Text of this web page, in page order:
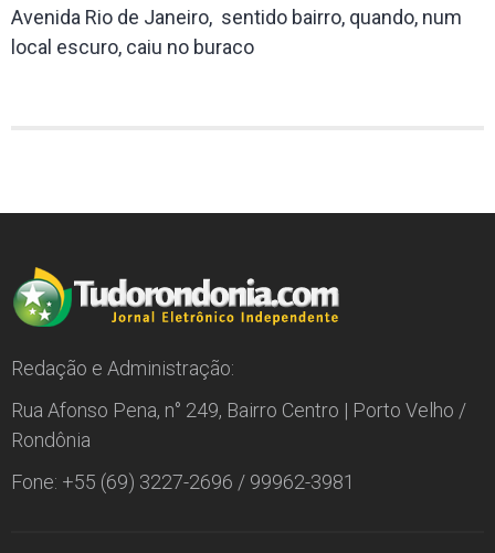
Avenida Rio de Janeiro, sentido bairro, quando, num
local escuro, caiu no buraco
Redação e Administração:
Rua Afonso Pena, n° 249, Bairro Centro | Porto Velho /
Rondônia
Fone: +55 (69) 3227-2696 / 99962-3981